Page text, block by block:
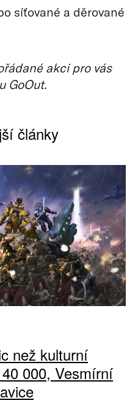
síťované a děrované
akci pro vás
GoOut.
články
než kulturní
000, Vesmírní